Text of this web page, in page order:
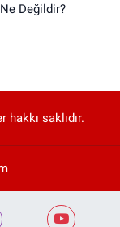
Değildir?
saklıdır.